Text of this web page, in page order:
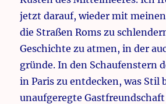
jetzt darauf, wieder mit
die Straßen Roms zu
Geschichte zu atmen, in der
gründe. In den Schaufenstern
in Paris zu entdecken, was Stil
unaufgeregte